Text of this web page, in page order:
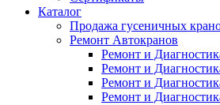
Каталог
Продажа гусеничных
Ремонт Автокранов
Ремонт и
Ремонт и
Ремонт и
Ремонт и